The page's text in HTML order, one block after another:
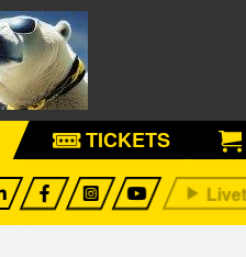
TICKETS